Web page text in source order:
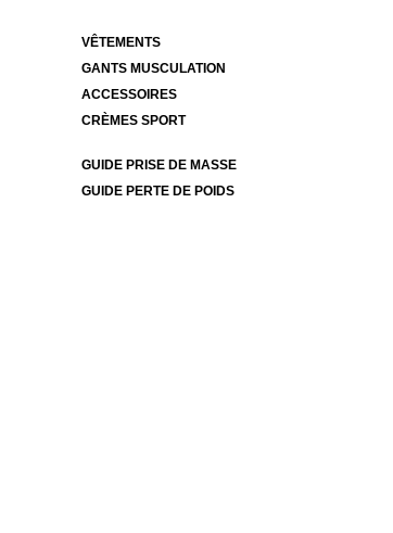
VÊTEMENTS
GANTS MUSCULATION
ACCESSOIRES
CRÈMES SPORT
GUIDE PRISE DE MASSE
GUIDE PERTE DE POIDS